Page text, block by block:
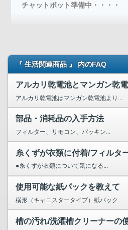
チャットボット準備中・・・・
『 生活関連商品 』 内のFAQ
アルカリ乾電池はマンガン乾電池より...
部品・消耗品の入手方法
フィルター、リモコン、パッキン...
糸くずが衣類に付着/フィルタ
●糸くずが衣類について気になる...
使用可能な紙パックを教えて
横形（キャニスタータイプ）紙パック...